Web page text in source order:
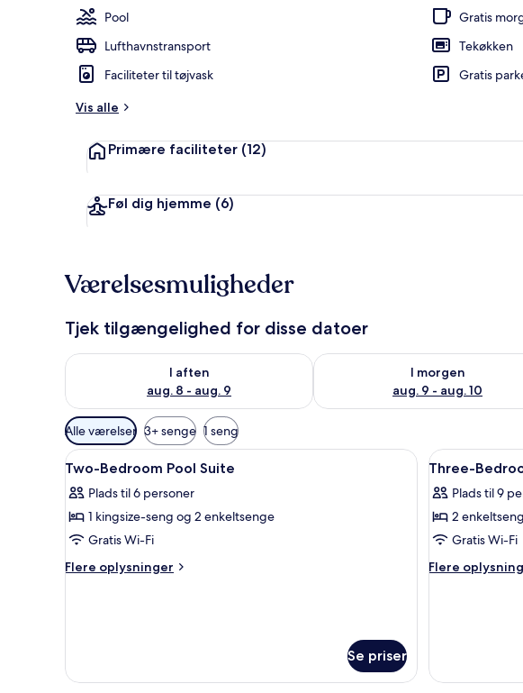
Pool
Gratis
Lufthavnstransport
Tekøkken
Faciliteter til tøjvask
Gratis
Vis alle
Primære faciliteter (12)
Føl dig hjemme (6)
Værelsesmuligheder
Tjek tilgængelighed for disse datoer
I aften
aug. 8 - aug. 9
Tjek tilgængelighed for i aften aug. 8 - aug. 9
I morgen
aug. 9 - aug. 10
Tjek tilgængelighed for i morgen
Tilgængelige
filtre
for
Alle værelser 3+ senge 1 seng
Indlæs
alle
billeder
af
Two-
Bedroom
Pengeskab på værelset, skrivebord, arbejdsområde
4
Two-Bedroom Pool Suite
Plads til 6 personer
1 kingsize-seng og 2 enkeltsenge
Gratis Wi-Fi
Flere oplysninger
Flere
Se priser
Indlæs
alle
billeder
af
Three-
Bedroom
11
Three-
Plads til 9
2
Gratis Wi-Fi
Flere
Flere
Villa